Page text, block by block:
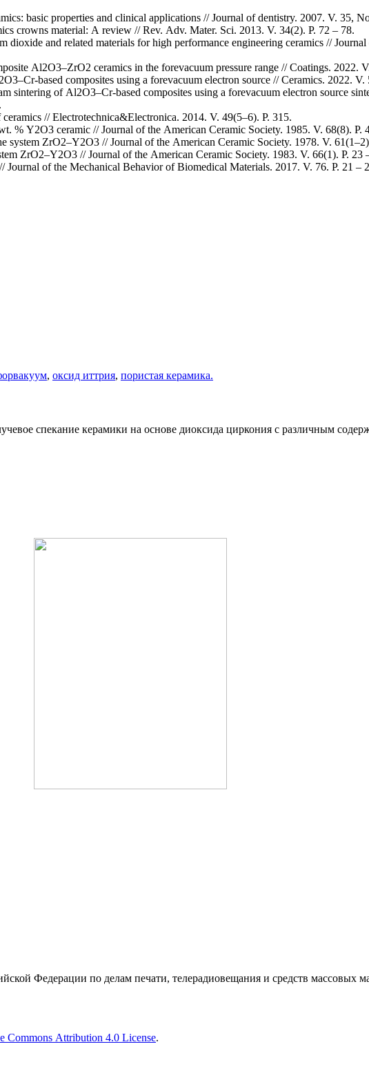
basic properties and clinical applications // Journal of dentistry. 2007. V. 35,
crowns material: A review // Rev. Adv. Mater. Sci. 2013. V. 34(2). P. 72 – 78.
and related materials for high performance engineering ceramics //
Al2O3–ZrO2 ceramics in the forevacuum pressure range // Coatings. 2022.
based composites using a forevacuum electron source // Ceramics. 2022. V.
sintering of Al2O3–Cr-based composites using a forevacuum electron source
// Electrotechnica&Electronica. 2014. V. 49(5–6). P. 315.
Y2O3 ceramic // Journal of the American Ceramic Society. 1985. V. 68(8). P.
system ZrO2–Y2O3 // Journal of the American Ceramic Society. 1978. V.
ZrO2–Y2O3 // Journal of the American Ceramic Society. 1983. V. 66(1). P. 23
of the Mechanical Behavior of Biomedical Materials. 2017. V. 76. P. 21 –
, оксид иттрия, пористая керамика.
спекание керамики на основе диоксида циркония с различным
Федерации по делам печати, телерадиовещания и средств массовых
Commons Attribution 4.0 License.